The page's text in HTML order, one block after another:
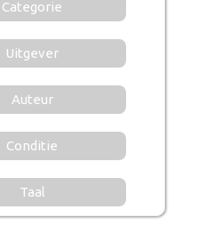
Categorie
Uitgever
Auteur
Conditie
Taal